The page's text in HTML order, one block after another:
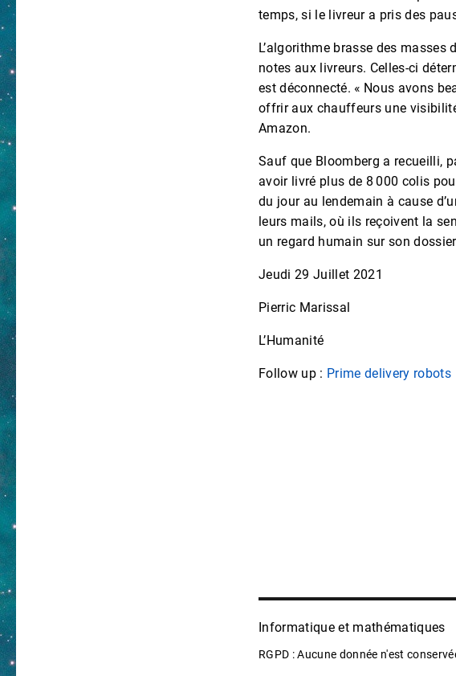
temps, si le livreur a pris des
L’algorithme brasse des
notes aux livreurs. Celles-ci
est déconnecté. « Nous avons
offrir aux chauffeurs une
Amazon.
Sauf que Bloomberg a recueilli,
avoir livré plus de 8 000 colis
du jour au lendemain à cause
leurs mails, où ils reçoivent la
un regard humain sur son
Jeudi 29 Juillet 2021
Pierric Marissal
L’Humanité
Follow up : Prime delivery robots
Informatique et mathématiques
RGPD : Aucune donnée n'est